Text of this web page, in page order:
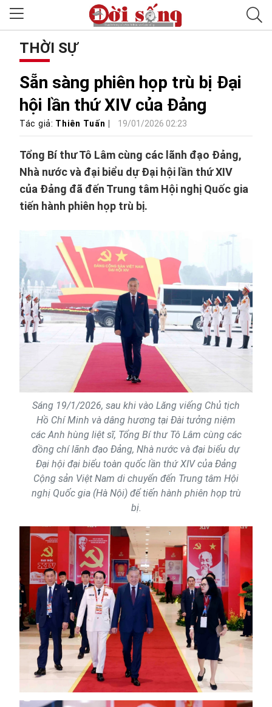
THỜI SỰ
Sẵn sàng phiên họp trù bị Đại
hội lần thứ XIV của Đảng
Tác giả: Thiên Tuấn 19/01/2026 02:23
Tổng Bí thư Tô Lâm cùng các lãnh đạo Đảng,
Nhà nước và đại biểu dự Đại hội lần thứ XIV
của Đảng đã đến Trung tâm Hội nghị Quốc gia
tiến hành phiên họp trù bị.
Sáng 19/1/2026, sau khi vào Lăng viếng Chủ tịch
Hồ Chí Minh và dâng hương tại Đài tưởng niệm
các Anh hùng liệt sĩ, Tổng Bí thư Tô Lâm cùng các
đồng chí lãnh đạo Đảng, Nhà nước và đại biểu dự
Đại hội đại biểu toàn quốc lần thứ XIV của Đảng
Cộng sản Việt Nam di chuyển đến Trung tâm Hội
nghị Quốc gia (Hà Nội) để tiến hành phiên họp trù
bị.